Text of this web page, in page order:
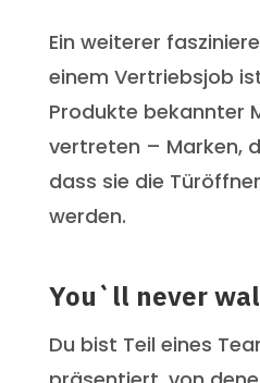
Ein weiterer
einem Vertriebsjob
Produkte bekannter
vertreten – Marken,
dass sie die
werden.
You`ll never
Du bist Teil eines